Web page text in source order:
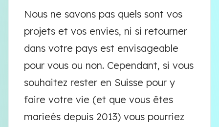
Nous ne savons pas quels sont vos
projets et vos envies, ni si retourner
dans votre pays est envisageable
pour vous ou non. Cependant, si vous
souhaitez rester en Suisse pour y
faire votre vie (et que vous êtes
marieés depuis 2013) vous pourriez